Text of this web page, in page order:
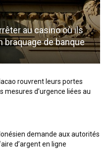
au casino où ils
braquage de banque
rouvrent leurs portes
mesures d’urgence liées au
demande aux autorités
d’argent en ligne